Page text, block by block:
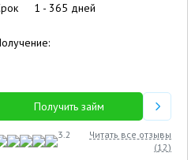
1 - 365 дней
Получить займ
3.2
Читать все отзывы
(12)